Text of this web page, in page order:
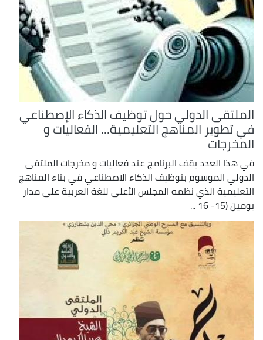
الملتقى الدولي حول توظيف الذكاء الإصطناعي
في تطوير المناهج التعليمية... الفعاليات و
المخرجات
في هذا العدد يقف البرنامج عتد فعاليات و مخرجات الملتقى
الدولي الموسوم بتوظيف الذكاء الاصطناعي في بناء المناهج
التعليمية الذي نظمه المجلس الأعلى للغة العربية على مدار
يومين (15- 16 ...